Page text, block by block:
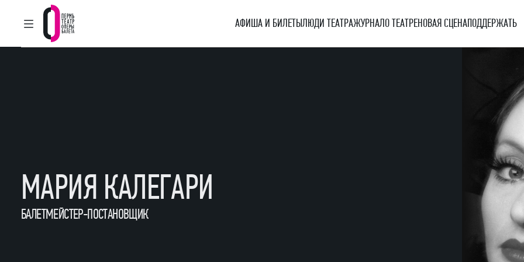
ГЛАВНОЕ МЕНЮ
Пермский театр оперы и балета
АФИША И БИЛЕТЫЛЮДИ ТЕАТРАЖУРНАЛО ТЕАТРЕНОВАЯ СЦЕНАПОДДЕРЖАТЬ
МАРИЯ КАЛЕГАРИ
БАЛЕТМЕЙСТЕР-ПОСТАНОВЩИК